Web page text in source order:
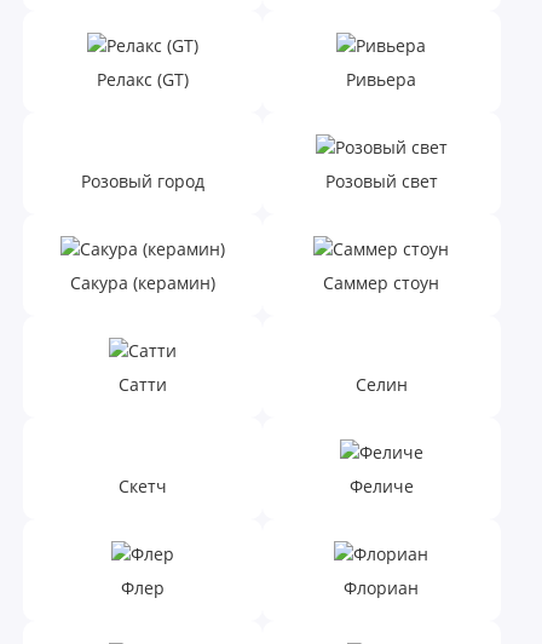
Релакс (GT) Ривьера
Розовый город Розовый свет
Сакура (керамин) Саммер стоун
Сатти Селин
Скетч Феличе
Флер Флориан